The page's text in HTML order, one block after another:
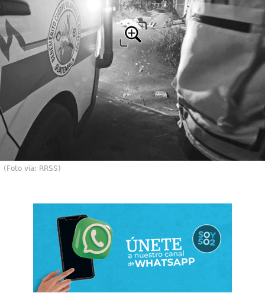
(Foto vía: RRSS)